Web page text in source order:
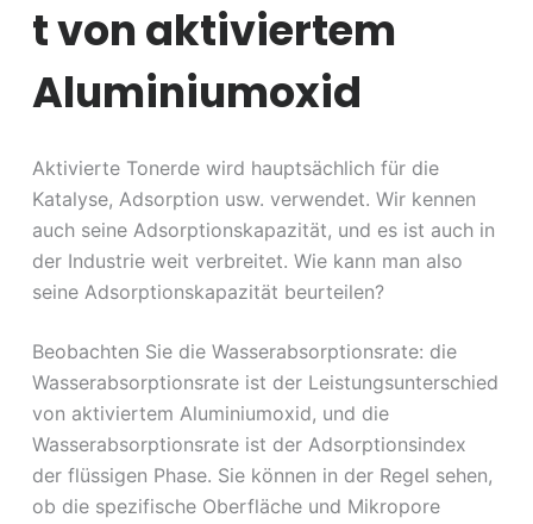
t von aktiviertem
Aluminiumoxid
Aktivierte Tonerde wird hauptsächlich für die
Katalyse, Adsorption usw. verwendet. Wir kennen
auch seine Adsorptionskapazität, und es ist auch in
der Industrie weit verbreitet. Wie kann man also
seine Adsorptionskapazität beurteilen?
Beobachten Sie die Wasserabsorptionsrate: die
Wasserabsorptionsrate ist der Leistungsunterschied
von aktiviertem Aluminiumoxid, und die
Wasserabsorptionsrate ist der Adsorptionsindex
der flüssigen Phase. Sie können in der Regel sehen,
ob die spezifische Oberfläche und Mikropore